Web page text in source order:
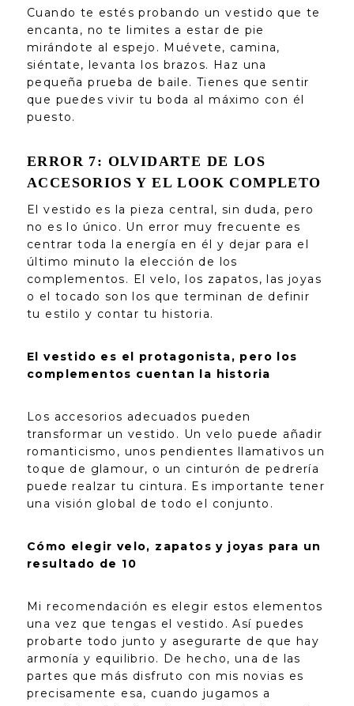
Cuando te estés probando un vestido que te
encanta, no te limites a estar de pie
mirándote al espejo. Muévete, camina,
siéntate, levanta los brazos. Haz una
pequeña prueba de baile. Tienes que sentir
que puedes vivir tu boda al máximo con él
puesto.
ERROR 7: OLVIDARTE DE LOS
ACCESORIOS Y EL LOOK COMPLETO
El vestido es la pieza central, sin duda, pero
no es lo único. Un error muy frecuente es
centrar toda la energía en él y dejar para el
último minuto la elección de los
complementos. El velo, los zapatos, las joyas
o el tocado son los que terminan de definir
tu estilo y contar tu historia.
El vestido es el protagonista, pero los
complementos cuentan la historia
Los accesorios adecuados pueden
transformar un vestido. Un velo puede añadir
romanticismo, unos pendientes llamativos un
toque de glamour, o un cinturón de pedrería
puede realzar tu cintura. Es importante tener
una visión global de todo el conjunto.
Cómo elegir velo, zapatos y joyas para un
resultado de 10
Mi recomendación es elegir estos elementos
una vez que tengas el vestido. Así puedes
probarte todo junto y asegurarte de que hay
armonía y equilibrio. De hecho, una de las
partes que más disfruto con mis novias es
precisamente esa, cuando jugamos a